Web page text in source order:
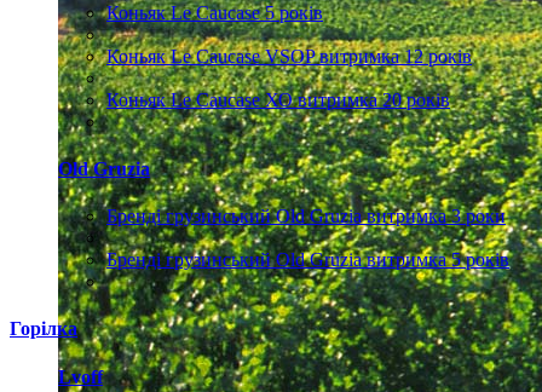
Коньяк Le Caucase 5 років
Коньяк Le Caucase VSOP витримка 12 років
Коньяк Le Caucase ХО витримка 20 років
Old Gruzia
Бренді грузинський Old Gruzia витримка 3 роки
Бренді грузинський Old Gruzia витримка 5 років
Горілка
Lvoff